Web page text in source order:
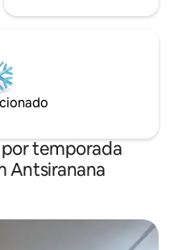
temporada
Antsiranana